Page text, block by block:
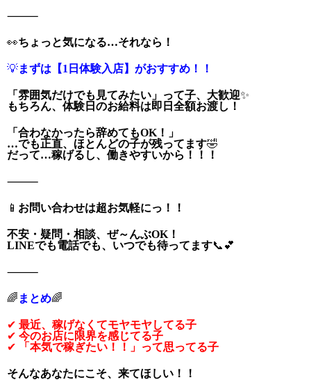
⸻
👀ちょっと気になる…それなら！
💡まずは【1日体験入店】がおすすめ！！
「雰囲気だけでも見てみたい」って子、大歓迎✨
もちろん、体験日のお給料は即日全額お渡し！
「合わなかったら辞めてもOK！」
…でも正直、ほとんどの子が残ってます🤣
だって…稼げるし、働きやすいから！！！
⸻
📱 お問い合わせは超お気軽にっ！！
不安・疑問・相談、ぜ～んぶOK！
LINEでも電話でも、いつでも待ってます📞💕
⸻
🌈 まとめ🌈
✔ 最近、稼げなくてモヤモヤしてる子
✔ 今のお店に限界を感じてる子
✔ 「本気で稼ぎたい！！」って思ってる子
そんなあなたにこそ、来てほしい！！